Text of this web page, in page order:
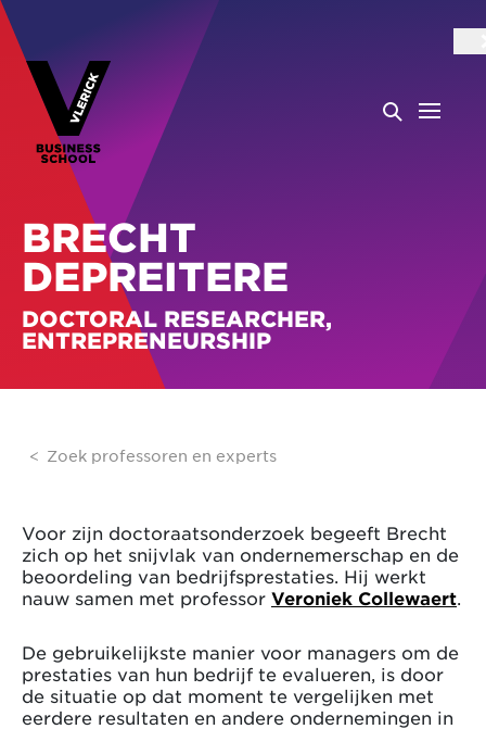
BRECHT
DEPREITERE
DOCTORAL RESEARCHER,
ENTREPRENEURSHIP
Zoek professoren en experts
Voor zijn doctoraatsonderzoek begeeft Brecht
zich op het snijvlak van ondernemerschap en de
beoordeling van bedrijfsprestaties. Hij werkt
nauw samen met professor Veroniek Collewaert.
De gebruikelijkste manier voor managers om de
prestaties van hun bedrijf te evalueren, is door
de situatie op dat moment te vergelijken met
eerdere resultaten en andere ondernemingen in